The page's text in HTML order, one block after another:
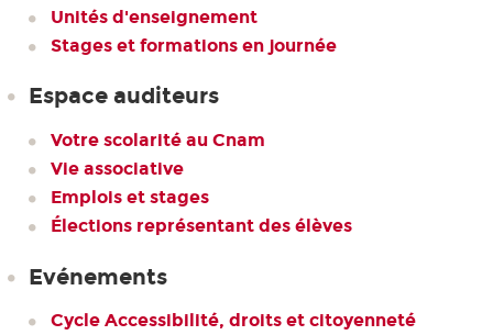
Unités d'enseignement
Stages et formations en journée
Espace auditeurs
Votre scolarité au Cnam
Vie associative
Emplois et stages
Élections représentant des élèves
Evénements
Cycle Accessibilité, droits et citoyenneté